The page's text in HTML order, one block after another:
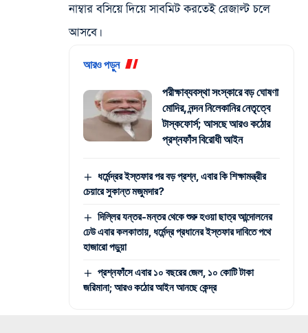
নাম্বার বসিয়ে দিয়ে সাবমিট করতেই রেজাল্ট চলে
আসবে।
আরও পড়ুন
পরীক্ষাব্যবস্থা সংস্কারে বড় ঘোষণা
মোদির, নন্দন নিলেকানির নেতৃত্বে
টাস্কফোর্স; আসছে আরও কঠোর
প্রশ্নফাঁস বিরোধী আইন
ধর্মেন্দ্রর ইস্তফার পর বড় প্রশ্ন, এবার কি শিক্ষামন্ত্রীর
চেয়ারে সুকান্ত মজুমদার?
দিল্লির যন্তর-মন্তর থেকে শুরু হওয়া ছাত্র আন্দোলনের
ঢেউ এবার কলকাতায়, ধর্মেন্দ্র প্রধানের ইস্তফার দাবিতে পথে
হাজারো পড়ুয়া
প্রশ্নফাঁসে এবার ১০ বছরের জেল, ১০ কোটি টাকা
জরিমানা; আরও কঠোর আইন আনছে কেন্দ্র